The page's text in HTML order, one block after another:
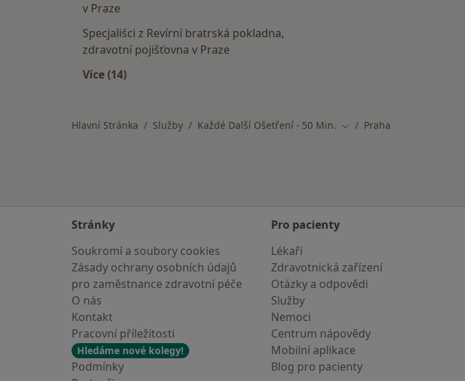
v Praze
Specjaliści z Revírní bratrská pokladna,
zdravotní pojišťovna v Praze
Více (14)
Hlavní Stránka Služby Každé Další Ošetření - 50 Min. Změna města
Praha
Stránky
Soukromí a soubory cookies
Zásady ochrany osobních údajů
pro zaměstnance zdravotní péče
O nás
Kontakt
Pracovní příležitosti
Hledáme nové kolegy!
Podmínky
Pro pacienty
Lékaři
Zdravotnická zařízení
Otázky a odpovědi
Služby
Nemoci
Centrum nápovědy
Mobilní aplikace
Blog pro pacienty